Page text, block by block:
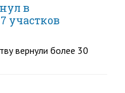
в
участков
вернули более 30